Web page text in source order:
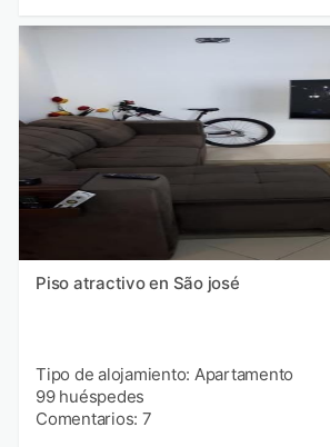
Piso atractivo en São josé
Tipo de alojamiento: Apartamento
99 huéspedes
Comentarios: 7